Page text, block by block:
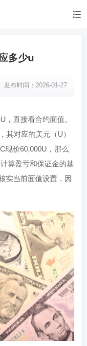
多少u
发布时间：2026-01-27
，直接看合约面值。
其对应的美元（U）
现价60,000U，那么
算盈亏和保证金的基
实当前面值设置，因